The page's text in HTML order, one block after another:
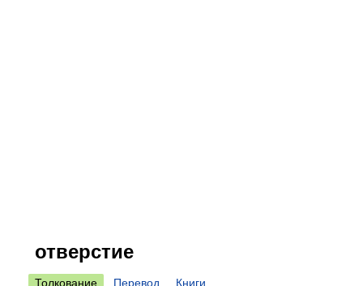
отверстие
Толкование Перевод Книги